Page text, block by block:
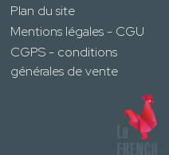
Plan du site
Mentions légales - CGU
CGPS - conditions
générales de vente